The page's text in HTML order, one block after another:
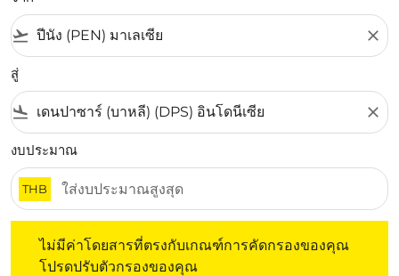
flight_takeoff close
สู่
flight_land close
งบประมาณ
THB
ไม่มีค่าโดยสารที่ตรงกับเกณฑ์การคัดกรองของคุณ
โปรดปรับตัวกรองของคุณ